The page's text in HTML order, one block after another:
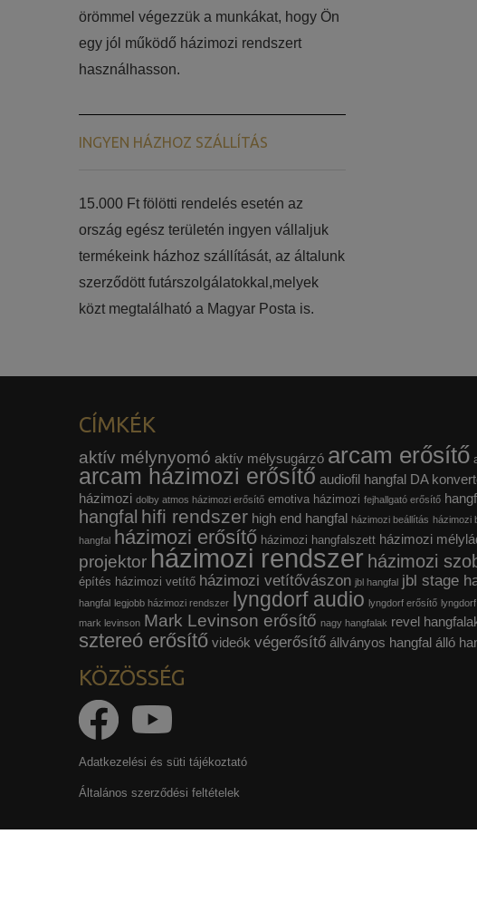
örömmel végezzük a munkákat, hogy Ön
egy jól működő házimozi rendszert
használhasson.
INGYEN HÁZHOZ SZÁLLÍTÁS
15.000 Ft fölötti rendelés esetén az
ország egész területén ingyen vállaljuk
termékeink házhoz szállítását, az általunk
szerződött futárszolgálatokkal,melyek
közt megtalálható a Magyar Posta is.
CÍMKÉK
aktív mélynyomó aktív mélysugárzó arcam erősítő
arcam házimozi erősítő audiofil hangfal DA
házimozi dolby atmos házimozi erősítő emotiva házimozi fejhallgató erősítő
hangfal hifi rendszer high end hangfal házimozi beállítás házimozi
hangfal házimozi erősítő házimozi hangfalszett házimozi
projektor házimozi rendszer házimozi
építés házimozi vetítő házimozi vetítővászon jbl hangfal jbl stage
hangfal legjobb házimozi rendszer lyngdorf audio lyngdorf erősítő
mark levinson Mark Levinson erősítő nagy hangfalak revel
sztereó erősítő videók végerősítő állványos hangfal álló
KÖZÖSSÉG
Adatkezelési és süti tájékoztató
Általános szerződési feltételek